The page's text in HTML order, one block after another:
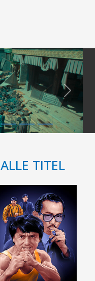
Next
ALLE TITEL